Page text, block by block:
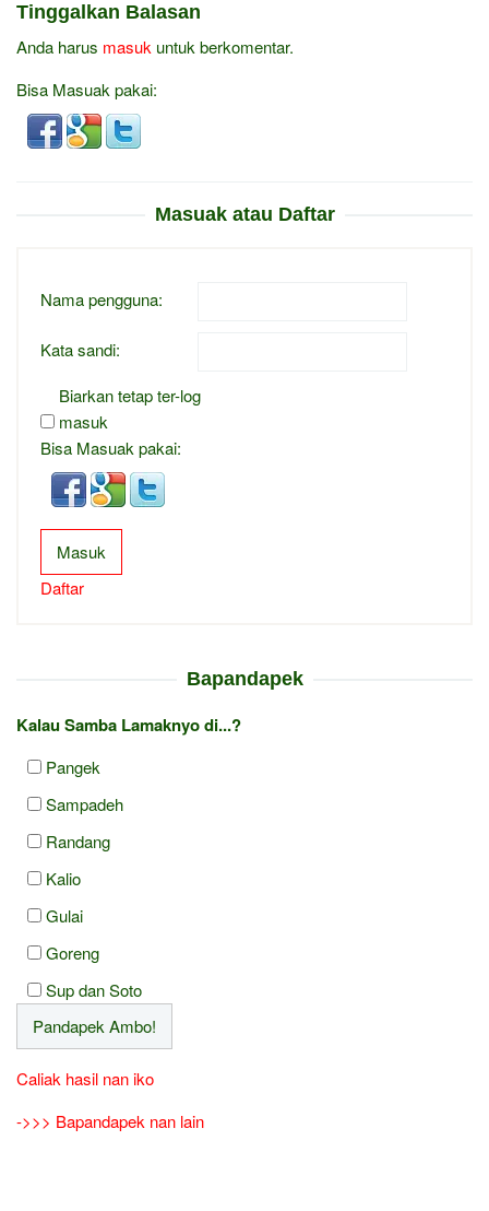
Tinggalkan Balasan
Anda harus masuk untuk berkomentar.
Bisa Masuak pakai:
Masuak atau Daftar
Nama pengguna:
Kata sandi:
Biarkan tetap ter-log
masuk
Bisa Masuak pakai:
Masuk
Daftar
Bapandapek
Kalau Samba Lamaknyo di...?
Pangek
Sampadeh
Randang
Kalio
Gulai
Goreng
Sup dan Soto
Caliak hasil nan iko
->>> Bapandapek nan lain